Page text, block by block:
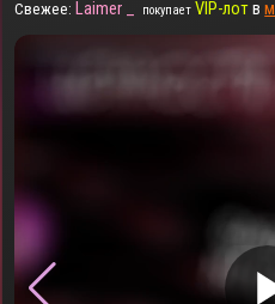
Свежее: Laimer _ покупает VIP-лотв